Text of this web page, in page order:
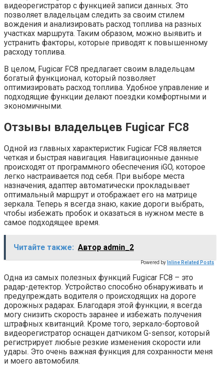
видеорегистратор с функцией записи данных. Это
позволяет владельцам следить за своим стилем
вождения и анализировать расход топлива на разных
участках маршрута. Таким образом, можно выявить и
устранить факторы, которые приводят к повышенному
расходу топлива.
В целом, Fugicar FC8 предлагает своим владельцам
богатый функционал, который позволяет
оптимизировать расход топлива. Удобное управление и
подходящие функции делают поездки комфортными и
экономичными.
Отзывы владельцев Fugicar FC8
Одной из главных характеристик Fugicar FC8 является
четкая и быстрая навигация. Навигационные данные
происходят от программного обеспечения iGO, которое
легко настраивается под себя. При выборе места
назначения, адаптер автоматически прокладывает
оптимальный маршрут и отображает его на матрице
зеркала. Теперь я всегда знаю, какие дороги выбрать,
чтобы избежать пробок и оказаться в нужном месте в
самое подходящее время.
Читайте также: Автор admin_2
Powered by Inline Related Posts
Одна из самых полезных функций Fugicar FC8 – это
радар-детектор. Устройство способно обнаруживать и
предупреждать водителя о происходящих на дороге
дорожных радарах. Благодаря этой функции, я всегда
могу снизить скорость заранее и избежать получения
штрафных квитанций. Кроме того, зеркало-бортовой
видеорегистратор оснащен датчиком G-sensor, который
регистрирует любые резкие изменения скорости или
удары. Это очень важная функция для сохранности меня
и моего автомобиля.